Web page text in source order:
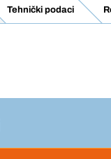
Tehnički podaci